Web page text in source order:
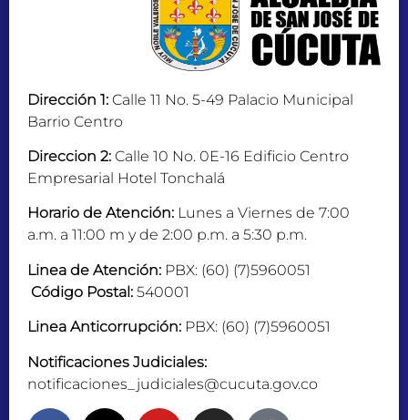
Dirección 1: Calle 11 No. 5-49 Palacio Municipal
Barrio Centro
Direccion 2: Calle 10 No. 0E-16 Edificio Centro
Empresarial Hotel Tonchalá
Horario de Atención: Lunes a Viernes de 7:00
a.m. a 11:00 m y de 2:00 p.m. a 5:30 p.m.
Linea de Atención: PBX: (60) (7)5960051
Código Postal: 540001
Linea Anticorrupción: PBX: (60) (7)5960051
Notificaciones Judiciales:
notificaciones_judiciales@cucuta.gov.co